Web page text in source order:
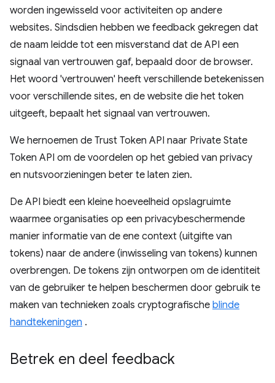
worden ingewisseld voor activiteiten op andere
websites. Sindsdien hebben we feedback gekregen dat
de naam leidde tot een misverstand dat de API een
signaal van vertrouwen gaf, bepaald door de browser.
Het woord 'vertrouwen' heeft verschillende betekenissen
voor verschillende sites, en de website die het token
uitgeeft, bepaalt het signaal van vertrouwen.
We hernoemen de Trust Token API naar Private State
Token API om de voordelen op het gebied van privacy
en nutsvoorzieningen beter te laten zien.
De API biedt een kleine hoeveelheid opslagruimte
waarmee organisaties op een privacybeschermende
manier informatie van de ene context (uitgifte van
tokens) naar de andere (inwisseling van tokens) kunnen
overbrengen. De tokens zijn ontworpen om de identiteit
van de gebruiker te helpen beschermen door gebruik te
maken van technieken zoals cryptografische blinde
handtekeningen .
Betrek en deel feedback